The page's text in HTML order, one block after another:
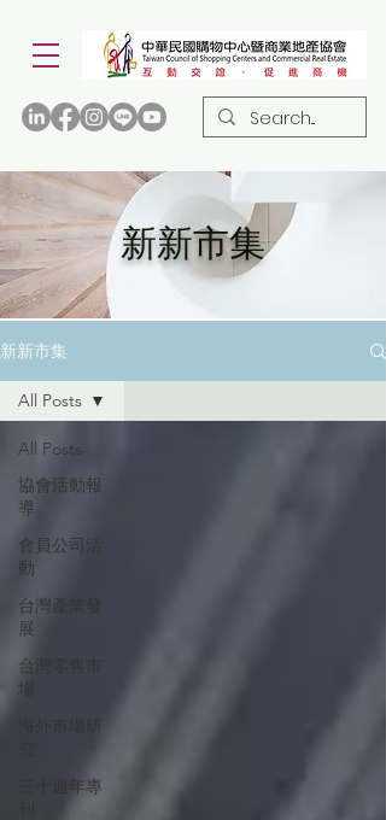
新新市集
新新市集
All Posts
協會活動報
導
會員公司活
動
台灣產業發
展
台灣零售市
場
海外市場研
三十週年專
All Posts